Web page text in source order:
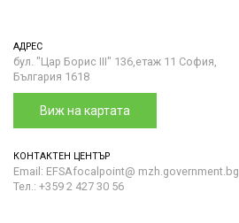
АДРЕС
бул. "Цар Борис III" 136,етаж 11 София,
България 1618
Виж на картата
КОНТАКТЕН ЦЕНТЪР
Email: EFSAfocalpoint@ mzh.government.bg
Тел.: +359 2 427 30 56